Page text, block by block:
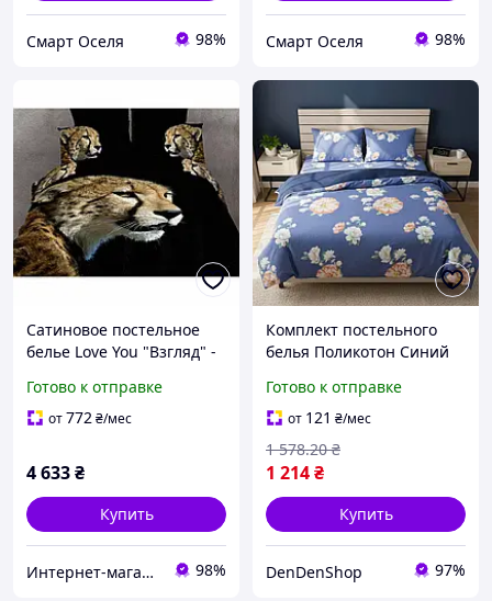
Смарт Оселя 98% Смарт Оселя 98%
Сатиновое постельное
белье Love You "Взгляд" -
упаковка семейный (2
пододеяльника)
Готово к отправке
от772₴/мес
4 633₴
Купить
Интернет-магазин "Sweet Home" 98%
Комплект постельного
белья Поликотон Синий
кровати с наволочками
50х70 см для уютного
Готово к отправке
от 121 ₴/мес
1 214₴
1 578.20 ₴
Купить
DenDenShop 97%